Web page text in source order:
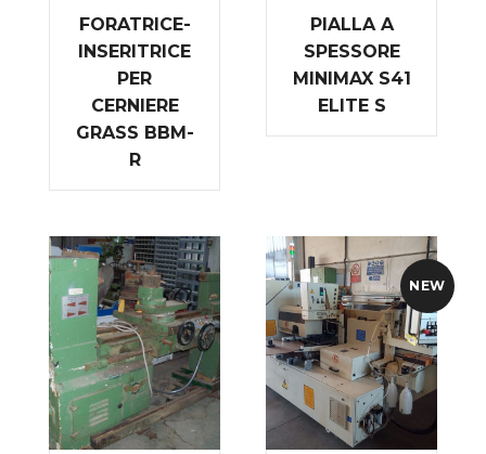
FORATRICE-
INSERITRICE
PER
CERNIERE
GRASS BBM-
R
PIALLA A
SPESSORE
MINIMAX S41
ELITE S
NEW